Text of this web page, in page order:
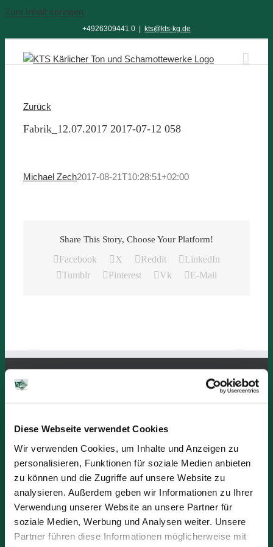
Diese Webseite verwendet Cookies
Wir verwenden Cookies, um Inhalte und Anzeigen zu
personalisieren, Funktionen für soziale Medien anbieten
zu können und die Zugriffe auf unsere Website zu
analysieren. Außerdem geben wir Informationen zu Ihrer
Verwendung unserer Website an unsere Partner für
soziale Medien, Werbung und Analysen weiter. Unsere
Partner führen diese Informationen möglicherweise mit
Zum Inhalt springen
+4926309441 0 kts@kts-kg.de
Zurück
Fabrik_12.07.2017 2017-07-12 058
Michael Zech2017-08-21T10:28:51+02:00
Share This Story, Choose Your Platform!
Facebook X Reddit
LinkedIn
Tumblr
Pinterest Vk E-Mail
KTS Verwaltung “Burghof”
56218 Mülheim-Kärlich
Öffnungszeiten:
Montag bis Donnerstag
von 08:00 Uhr -16:45 Uhr
Freitag
08:00 Uhr - 15:30 Uhr
Telefon: +49 (2630) 94 41-0